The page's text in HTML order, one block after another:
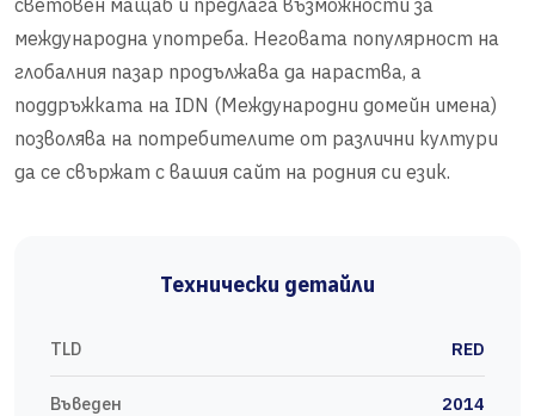
световен мащаб и предлага възможности за
международна употреба. Неговата популярност на
глобалния пазар продължава да нараства, а
поддръжката на IDN (Международни домейн имена)
позволява на потребителите от различни култури
да се свържат с вашия сайт на родния си език.
Технически детайли
TLD RED
Въведен 2014